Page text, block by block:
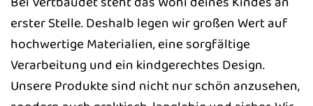
erster Stelle. Deshalb legen wir großen Wert auf
hochwertige Materialien, eine sorgfältige
Verarbeitung und ein kindgerechtes Design.
Unsere Produkte sind nicht nur schön anzusehen,